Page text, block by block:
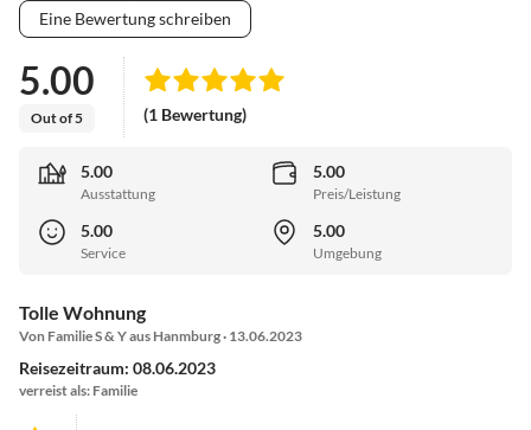
Eine Bewertung schreiben
5.00
Out of 5 (1 Bewertung)
5.00
Ausstattung
5.00
Preis/Leistung
5.00
Service
5.00
Umgebung
Tolle Wohnung
Von Familie S & Y aus Hanmburg · 13.06.2023
Reisezeitraum: 08.06.2023
verreist als: Familie